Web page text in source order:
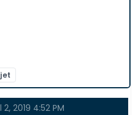
2, 2019 4:52 PM